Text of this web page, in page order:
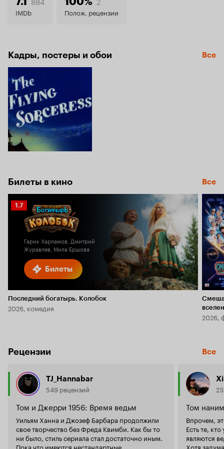
7.6
IMDb Полож. рецензии
Кадры, постеры и обои Все
Билеты в кино Все
Билеты
Рейтинг
Кинопоиска
1.7
Гарик Харламов, Дмитрий
Журавлев, Мила Ершова
Последний богатырь. Колобок
2026, комедия
2026,
Рецензии Все
TJ_Hannabar
549 рецензий
Том и Джерри 1956: Время ведьм
Уильям Ханна и Джозеф Барбара продолжили
свое творчество без Фреда Квимби. Как бы то
ни было, стиль сериала стал достаточно иным.
Пока что имеются нестандартные
Том
Впрочем,
Есть те,
являются
Хотя